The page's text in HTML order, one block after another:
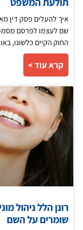
איך להעלים פסק דין
שם לעצמו לפרסם
החוק הקיים כלשונו,
קרא עוד >
רונן הלל ניהול
שומרים על השם